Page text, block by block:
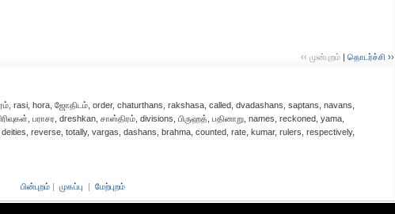
‹‹ முன்புறம் | தொடர்ச்சி ››
rasi, hora, ஜோதிடம், order, chaturthans, rakshasa, called, dvadashans, saptans, navans,
பராசர, dreshkan, சாஸ்திரம், divisions, பிருஹத், பதினாறு, names, reckoned, yama,
reverse, totally, vargas, dashans, brahma, counted, rate, kumar, rulers, respectively,
பின்புறம் | முகப்பு | மேற்புறம்